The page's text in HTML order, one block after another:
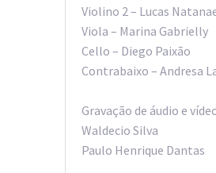
Violino 2 – Lucas
Viola – Marina Gabrielly
Cello – Diego Paixão
Contrabaixo – Andresa
Gravação de áudio e
Waldecio Silva
Paulo Henrique Dantas